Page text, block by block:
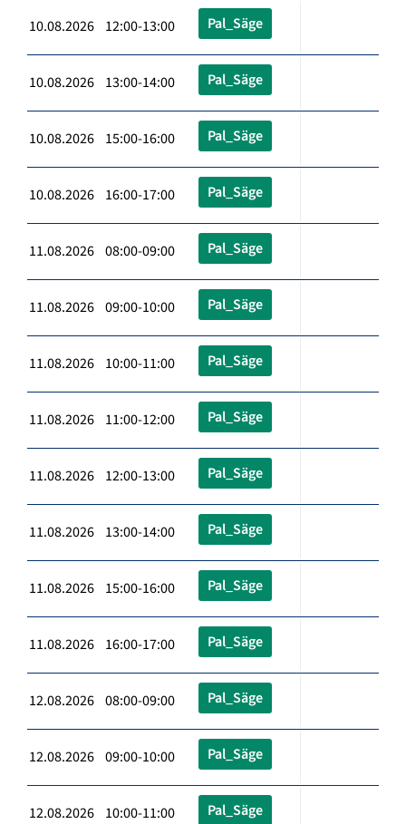
10.08.2026 12:00-13:00 Pal_Säge
10.08.2026 13:00-14:00 Pal_Säge
10.08.2026 15:00-16:00 Pal_Säge
10.08.2026 16:00-17:00 Pal_Säge
11.08.2026 08:00-09:00 Pal_Säge
11.08.2026 09:00-10:00 Pal_Säge
11.08.2026 10:00-11:00 Pal_Säge
11.08.2026 11:00-12:00 Pal_Säge
11.08.2026 12:00-13:00 Pal_Säge
11.08.2026 13:00-14:00 Pal_Säge
11.08.2026 15:00-16:00 Pal_Säge
11.08.2026 16:00-17:00 Pal_Säge
12.08.2026 08:00-09:00 Pal_Säge
12.08.2026 09:00-10:00 Pal_Säge
12.08.2026 10:00-11:00 Pal_Säge